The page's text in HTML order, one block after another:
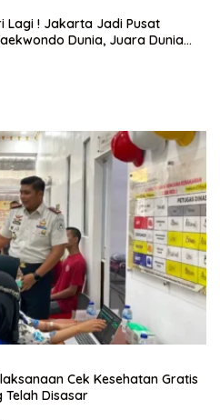
Lagi ! Jakarta Jadi Pusat
Dunia, Juara Dunia
Cek Kesehatan Gratis
Telah Disasar